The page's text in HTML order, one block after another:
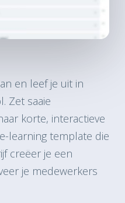
en leef je uit in
Zet saaie
korte, interactieve
learning template die
creëer je een
je medewerkers